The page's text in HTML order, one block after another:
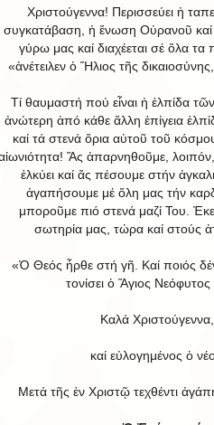
Χριστούγεννα! Περισσεύει ἡ
συγκατάβαση, ἡ ἕνωση Οὐρανοῦ καί
γύρω μας καί διαχέεται σέ ὅλα
«ἀνέτειλεν ὁ Ἥλιος τῆς
Τί θαυμαστή πού εἶναι ἡ ἐλπίδα
ἀνώτερη ἀπό κάθε ἄλλη ἐπίγεια
καί τά στενά ὅρια αὐτοῦ τοῦ
Ἅς ἀπαρνηθοῦμε, λοιπόν,
ἑλκύει καί ἄς πέσουμε στήν
ἀγαπήσουμε μέ ὅλη μας τήν
μποροῦμε πιό στενά μαζί Του.
σωτηρία μας, τώρα καί στούς
«Ὁ Θεός ἦρθε στή γῆ. Καί ποιός
τονίσει ὁ Ἅγιος
Καλά
καί εὐλογημένος ὁ
Μετά τῆς ἐν Χριστῷ τεχθέντι